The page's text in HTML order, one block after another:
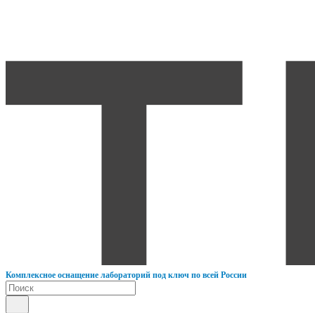
Комплексное оснащение лабораторий под ключ по всей России